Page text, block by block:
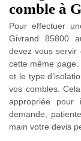
comble à
Pour effectuer
Givrand 85800
devez vous servir
cette même
et le type
vos combles.
appropriée pour
demande,
main votre devis